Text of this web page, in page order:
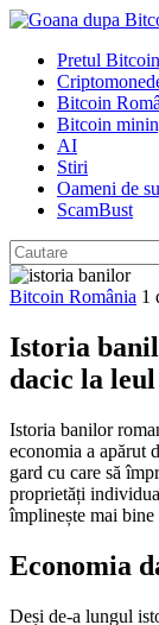
Pretul Bitcoin
Bitcoin
Bitcoin
AI
Stiri
Oameni de
ScamBust
Bitcoin România 1
Istoria
dacic la
Istoria banilor
economia a apărut
gard cu care să
proprietăți
împlinește mai bine
Economia
Deși de-a lungul